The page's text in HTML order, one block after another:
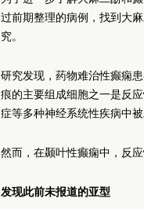
过前期整理的病例，找到大
究。
研究发现，药物难治性癫痫
痕的主要组成细胞之一是反
症等多种神经系统性疾病中
然而，在颞叶性癫痫中，反
发现此前未报道的亚型